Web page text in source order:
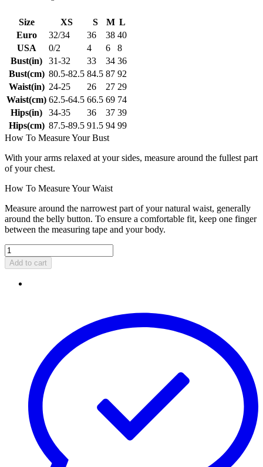
Size XS S M L
Euro
32/34 36 38 40
USA
0/2 4 6
8
Bust(in)
31-32 33 34 36
Bust(cm) 80.5-82.5 84.5 87 92
Waist(in) 24-25 26 27 29
Waist(cm) 62.5-64.5 66.5 69 74
Hips(in)
34-35 36 37 39
Hips(cm) 87.5-89.5 91.5 94 99
How To Measure Your Bust
With your arms relaxed at your sides, measure around the fullest part
of your chest.
How To Measure Your Waist
Measure around the narrowest part of your natural waist, generally
around the belly button. To ensure a comfortable fit, keep one finger
between the measuring tape and your body.
Add to cart